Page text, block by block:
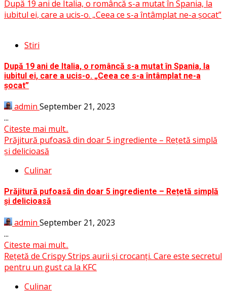
După 19 ani de Italia, o româncă s-a mutat în Spania, la
iubitul ei, care a ucis-o. „Ceea ce s-a întâmplat ne-a șocat”
Stiri
După 19 ani de Italia, o româncă s-a mutat în Spania, la
iubitul ei, care a ucis-o. „Ceea ce s-a întâmplat ne-a
șocat”
admin September 21, 2023
...
Citeste mai mult..
Prăjitură pufoasă din doar 5 ingrediente – Rețetă simplă
și delicioasă
Culinar
Prăjitură pufoasă din doar 5 ingrediente – Rețetă simplă
și delicioasă
admin September 21, 2023
...
Citeste mai mult..
Rețetă de Crispy Strips aurii și crocanți. Care este secretul
pentru un gust ca la KFC
Culinar